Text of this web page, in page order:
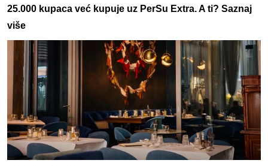
25.000 kupaca već kupuje uz PerSu Extra. A ti? Saznaj
više